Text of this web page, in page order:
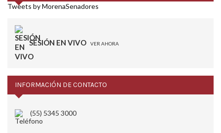
Tweets by MorenaSenadores
SESIÓN EN VIVO VER AHORA
INFORMACIÓN DE CONTACTO
(55) 5345 3000